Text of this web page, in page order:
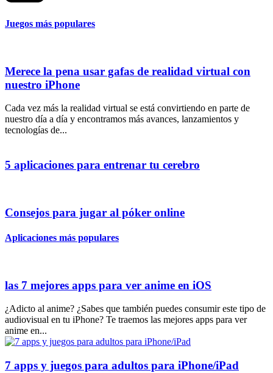
Juegos más populares
Merece la pena usar gafas de realidad virtual con
nuestro iPhone
Cada vez más la realidad virtual se está convirtiendo en parte de
nuestro día a día y encontramos más avances, lanzamientos y
tecnologías de...
5 aplicaciones para entrenar tu cerebro
Consejos para jugar al póker online
Aplicaciones más populares
las 7 mejores apps para ver anime en iOS
¿Adicto al anime? ¿Sabes que también puedes consumir este tipo de
audiovisual en tu iPhone? Te traemos las mejores apps para ver
anime en...
7 apps y juegos para adultos para iPhone/iPad